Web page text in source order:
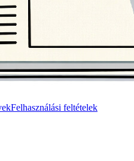
Felhasználási feltételek